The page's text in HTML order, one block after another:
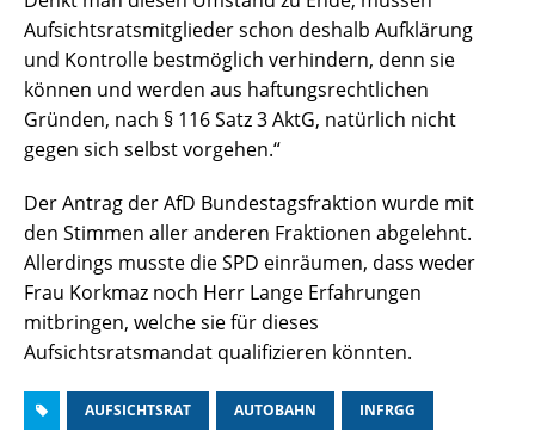
Aufsichtsratsmitglieder schon deshalb Aufklärung
und Kontrolle bestmöglich verhindern, denn sie
können und werden aus haftungsrechtlichen
Gründen, nach § 116 Satz 3 AktG, natürlich nicht
gegen sich selbst vorgehen.“
Der Antrag der AfD Bundestagsfraktion wurde mit
den Stimmen aller anderen Fraktionen abgelehnt.
Allerdings musste die SPD einräumen, dass weder
Frau Korkmaz noch Herr Lange Erfahrungen
mitbringen, welche sie für dieses
Aufsichtsratsmandat qualifizieren könnten.
AUFSICHTSRAT AUTOBAHN INFRGG